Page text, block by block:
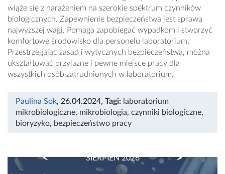
wiąże się z narażeniem na szerokie spektrum czynników
biologicznych. Zapewnienie bezpieczeństwa jest sprawą
najwyższej wagi. Pomaga zapobiegać wypadkom i stworzyć
komfortowe środowisko dla personelu laboratorium.
Przestrzegając zasad i wytycznych bezpieczeństwa, można
ukształtować przyjazne i pewne miejsce pracy dla
wszystkich osób zatrudnionych w laboratorium.
Paulina Sok, 26.04.2024, Tagi: laboratorium
mikrobiologiczne, mikrobiologia, czynniki biologiczne,
bioryzyko, bezpieczeństwo pracy
SIERPIEŃ 2026
PREVIOUS NEXT